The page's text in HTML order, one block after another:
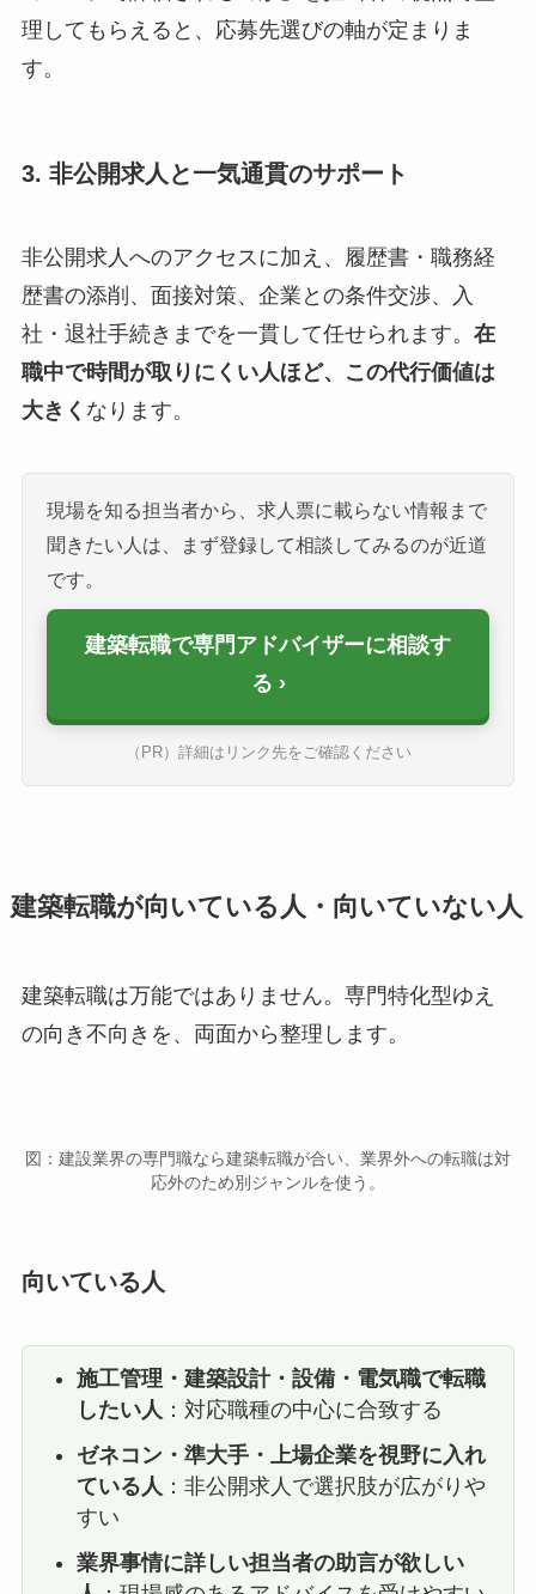
理してもらえると、応募先選びの軸が定まりま
す。
3. 非公開求人と一気通貫のサポート
非公開求人へのアクセスに加え、履歴書・職務経
歴書の添削、面接対策、企業との条件交渉、入
社・退社手続きまでを一貫して任せられます。 在
職中で時間が取りにくい人ほど、この代行価値は
大きく なります。
現場を知る担当者から、求人票に載らない情報まで
聞きたい人は、まず登録して相談してみるのが近道
です。
建築転職で専門アドバイザーに相談す
る
（PR）詳細はリンク先をご確認ください
建築転職が向いている人・向いていない人
建築転職は万能ではありません。専門特化型ゆえ
の向き不向きを、両面から整理します。
図：建設業界の専門職なら建築転職が合い、業界外への転職は対
応外のため別ジャンルを使う。
向いている人
施工管理・建築設計・設備・電気職で転職
したい人 ：対応職種の中心に合致する
ゼネコン・準大手・上場企業を視野に入れ
ている人 ：非公開求人で選択肢が広がりや
すい
業界事情に詳しい担当者の助言が欲しい